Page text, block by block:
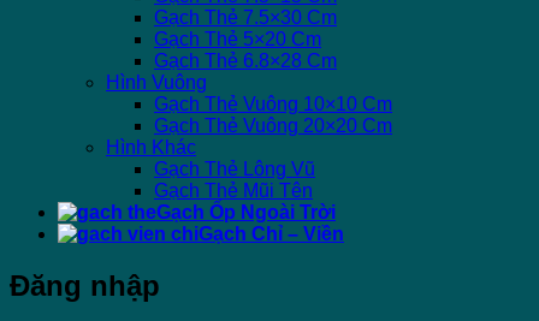
Gạch Thẻ 7.5×30 Cm
Gạch Thẻ 5×20 Cm
Gạch Thẻ 6.8×28 Cm
Hình Vuông
Gạch Thẻ Vuông 10×10 Cm
Gạch Thẻ Vuông 20×20 Cm
Hình Khác
Gạch Thẻ Lông Vũ
Gạch Thẻ Mũi Tên
Gạch Ốp Ngoài Trời
Gạch Chỉ – Viền
Đăng nhập